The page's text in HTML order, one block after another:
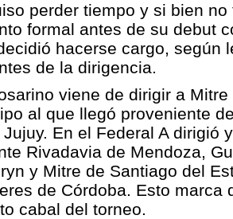
perder tiempo y si bien no
formal antes de su debut
hacerse cargo, según
de la dirigencia.
viene de dirigir a
al que llegó proveniente
En el Federal A dirigió
Rivadavia de Mendoza,
y Mitre de Santiago del
de Córdoba. Esto marca
cabal del torneo.